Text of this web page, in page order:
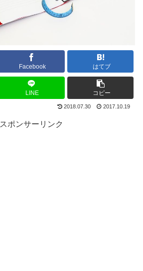
Facebook はてブ
LINE コピー
2018.07.30 2017.10.19
スポンサーリンク